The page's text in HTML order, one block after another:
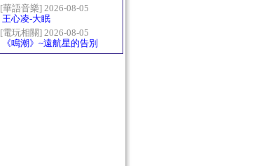
[華語音樂] 2026-08-05
王心凌-大眠
[電玩相關] 2026-08-05
《鳴潮》~遠航星的告別